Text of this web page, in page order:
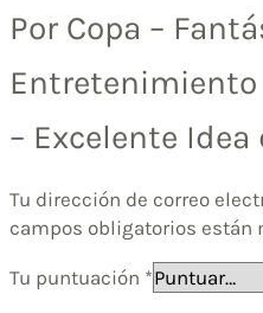
Por Copa –
Entretenimiento
– Excelente Idea
Tu dirección de correo
campos obligatorios están
Tu puntuación *